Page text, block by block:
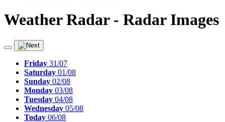
Weather Radar - Radar Images
Friday 31/07
Saturday 01/08
Sunday 02/08
Monday 03/08
Tuesday 04/08
Wednesday 05/08
Today 06/08